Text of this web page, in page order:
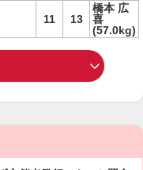
11 13
橋本 広
喜
(57.0kg)